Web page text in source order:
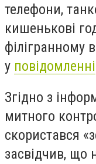
телефони,
кишенькові
філігранному
у повідомленні
Згідно з
митного
скористався
засвідчив, що